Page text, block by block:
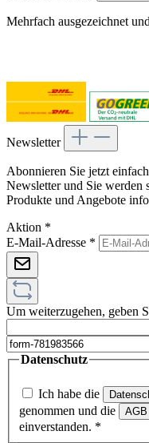
Mehrfach ausgezeichnet
Newsletter
Abonnieren Sie jetzt
Newsletter und Sie werden
Produkte und Angebote
Aktion *
E-Mail-Adresse *
Um weiterzugehen, geben
Datenschutz
Ich habe die
genommen und die
AGB
einverstanden. *